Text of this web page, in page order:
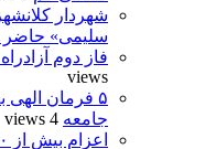
شهردار
سلیمی»
فاز دوم
views
۵ فرمان
جامعه 4 views